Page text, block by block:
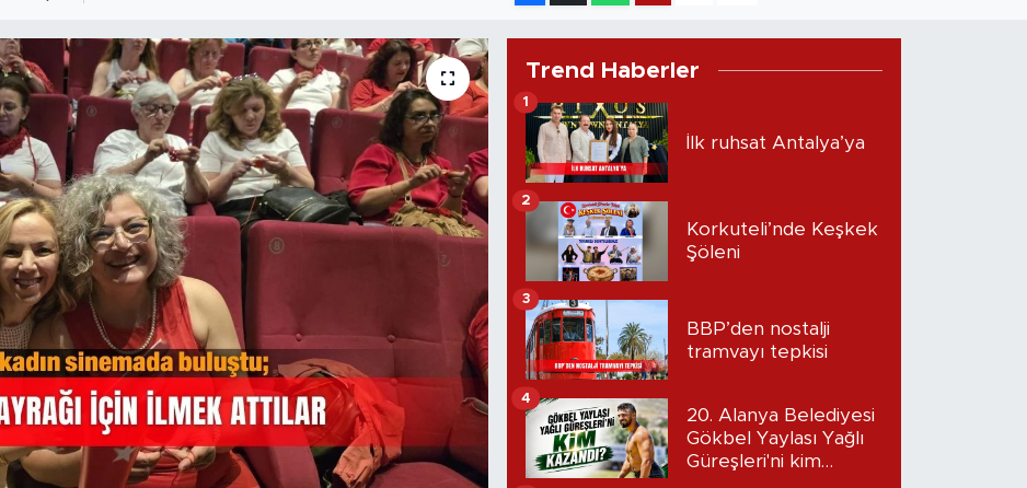
Trend Haberler
İlk ruhsat Antalya’ya
1
Korkuteli’nde Keşkek
Şöleni
2
BBP’den nostalji
tramvayı tepkisi
3
20. Alanya Belediyesi
Gökbel Yaylası Yağlı
Güreşleri'ni kim
4